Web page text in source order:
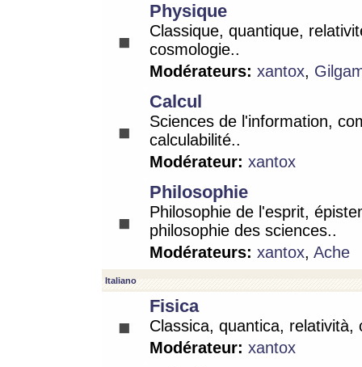
Physique
Classique, quantique,
cosmologie..
Modérateurs: xantox,
Calcul
Sciences de l'information,
calculabilité..
Modérateur: xantox
Philosophie
Philosophie de l'esprit,
philosophie des sciences..
Modérateurs: xantox, Ache
Italiano
Fisica
Classica, quantica, relatività,
Modérateur: xantox